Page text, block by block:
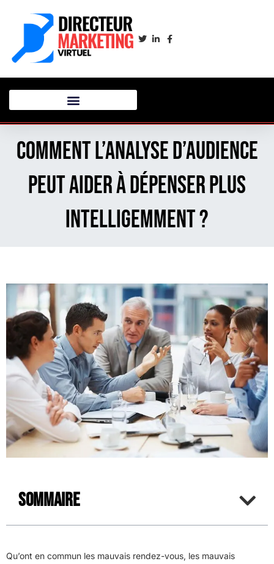
Comment l’analyse d’audience
peut aider à dépenser plus
intelligemment ?
Sommaire
Qu’ont en commun les mauvais rendez-vous, les mauvais